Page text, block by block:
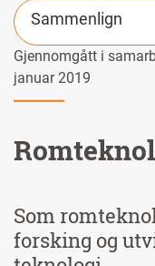
Sammenlign
Gjennomgått i
januar 2019
Som
forsking og